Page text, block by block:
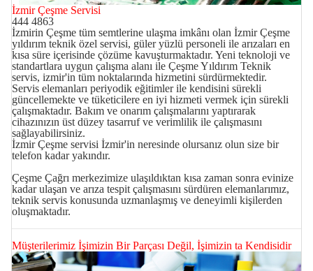
İzmir Çeşme Servisi
444 4863
İzmirin Çeşme tüm semtlerine ulaşma imkânı olan İzmir Çeşme
yıldırım teknik özel servisi, güler yüzlü personeli ile arızaları en
kısa süre içerisinde çözüme kavuşturmaktadır. Yeni teknoloji ve
standartlara uygun çalışma alanı ile Çeşme Yıldırım Teknik
servis, izmir'in tüm noktalarında hizmetini sürdürmektedir.
Servis elemanları periyodik eğitimler ile kendisini sürekli
güncellemekte ve tüketicilere en iyi hizmeti vermek için sürekli
çalışmaktadır. Bakım ve onarım çalışmalarını yaptırarak
cihazınızın üst düzey tasarruf ve verimlilik ile çalışmasını
sağlayabilirsiniz.
İzmir Çeşme servisi İzmir'in neresinde olursanız olun size bir
telefon kadar yakındır.
Çeşme Çağrı merkezimize ulaşıldıktan kısa zaman sonra evinize
kadar ulaşan ve arıza tespit çalışmasını sürdüren elemanlarımız,
teknik servis konusunda uzmanlaşmış ve deneyimli kişilerden
oluşmaktadır.
Müşterilerimiz İşimizin Bir Parçası Değil, İşimizin ta Kendisidir